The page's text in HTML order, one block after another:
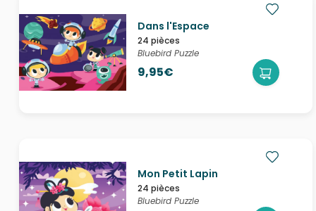
Dans l'Espace
24 pièces
Bluebird Puzzle
9,95€
Mon Petit Lapin
24 pièces
Bluebird Puzzle